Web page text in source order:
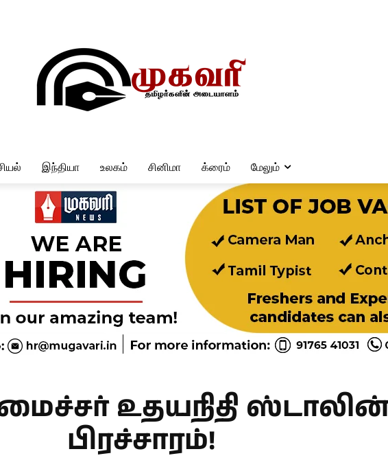
இந்தியா உலகம் சினிமா க்ரைம் மேலும்
உதயநிதி
பிரச்சாரம்!